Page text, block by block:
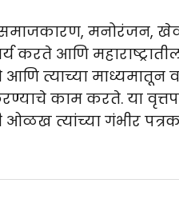
समाजकारण, मनोरंजन,
करते आणि
त्याच्या माध्यमातून
काम करते. या
त्यांच्या गंभीर